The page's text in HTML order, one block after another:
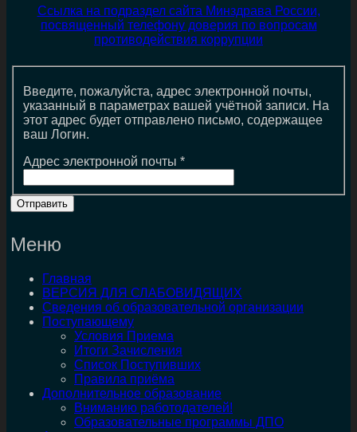
Ссылка на подраздел сайта Минздрава России,
посвященный телефону доверия по вопросам
противодействия коррупции
Введите, пожалуйста, адрес электронной почты,
указанный в параметрах вашей учётной записи. На
этот адрес будет отправлено письмо, содержащее
ваш Логин.
Адрес электронной почты *
Отправить
Меню
Главная
ВЕРСИЯ ДЛЯ СЛАБОВИДЯЩИХ
Сведения об образовательной организации
Поступающему
Условия Приема
Итоги Зачисления
Список Поступивших
Правила приёма
Дополнительное образование
Вниманию работодателей!
Образовательные программы ДПО